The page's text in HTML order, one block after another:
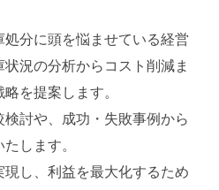
分に頭を悩ませている経営
況の分析からコスト削減ま
を提案します。
討や、成功・失敗事例から
します。
し、利益を最大化するため